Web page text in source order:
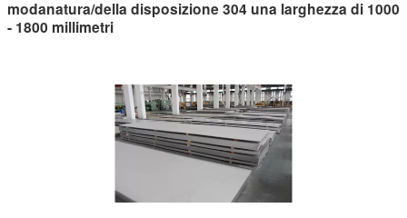
modanatura/della disposizione 304 una larghezza di 1000
- 1800 millimetri